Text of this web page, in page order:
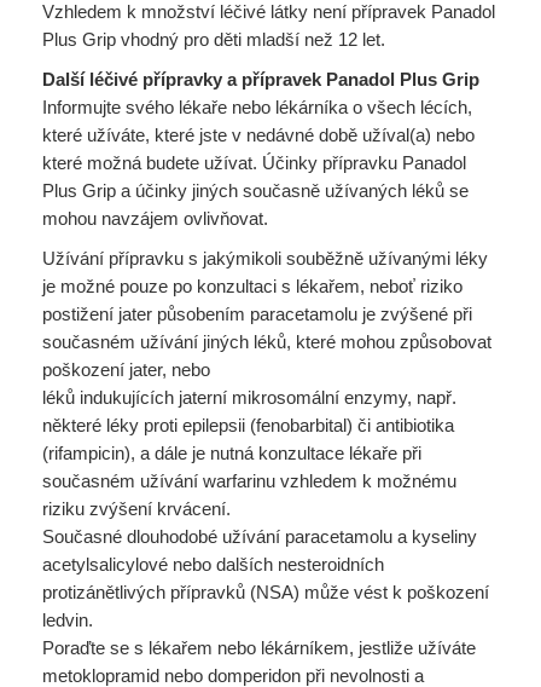
Vzhledem k množství léčivé látky není přípravek Panadol
Plus Grip vhodný pro děti mladší než 12 let.
Další léčivé přípravky a přípravek Panadol Plus Grip
Informujte svého lékaře nebo lékárníka o všech lécích,
které užíváte, které jste v nedávné době užíval(a) nebo
které možná budete užívat. Účinky přípravku Panadol
Plus Grip a účinky jiných současně užívaných léků se
mohou navzájem ovlivňovat.
Užívání přípravku s jakýmikoli souběžně užívanými léky
je možné pouze po konzultaci s lékařem, neboť riziko
postižení jater působením paracetamolu je zvýšené při
současném užívání jiných léků, které mohou způsobovat
poškození jater, nebo
léků indukujících jaterní mikrosomální enzymy, např.
některé léky proti epilepsii (fenobarbital) či antibiotika
(rifampicin), a dále je nutná konzultace lékaře při
současném užívání warfarinu vzhledem k možnému
riziku zvýšení krvácení.
Současné dlouhodobé užívání paracetamolu a kyseliny
acetylsalicylové nebo dalších nesteroidních
protizánětlivých přípravků (NSA) může vést k poškození
ledvin.
Poraďte se s lékařem nebo lékárníkem, jestliže užíváte
metoklopramid nebo domperidon při nevolnosti a